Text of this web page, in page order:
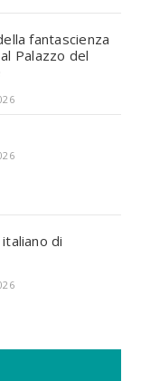
fantascienza
Palazzo del
di